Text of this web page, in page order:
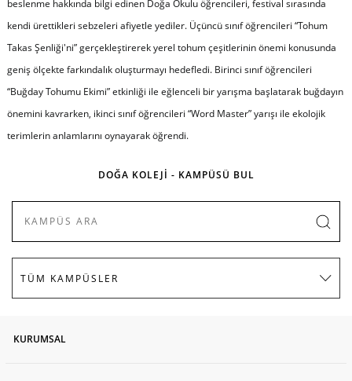
beslenme hakkında bilgi edinen Doğa Okulu öğrencileri, festival sırasında
kendi ürettikleri sebzeleri afiyetle yediler. Üçüncü sınıf öğrencileri “Tohum
Takas Şenliği'ni” gerçekleştirerek yerel tohum çeşitlerinin önemi konusunda
geniş ölçekte farkındalık oluşturmayı hedefledi. Birinci sınıf öğrencileri
“Buğday Tohumu Ekimi” etkinliği ile eğlenceli bir yarışma başlatarak buğdayın
önemini kavrarken, ikinci sınıf öğrencileri “Word Master” yarışı ile ekolojik
terimlerin anlamlarını oynayarak öğrendi.
DOĞA KOLEJİ - KAMPÜSÜ BUL
KURUMSAL